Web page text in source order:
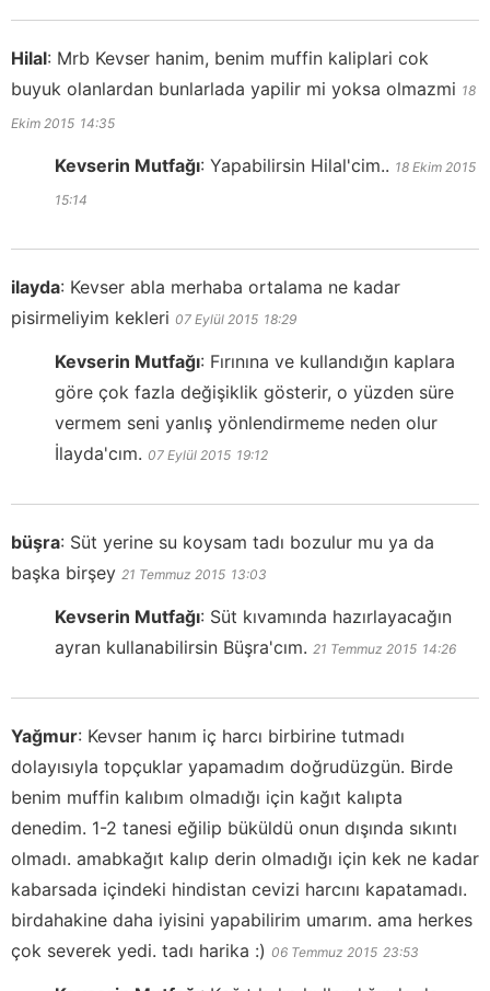
Hilal: Mrb Kevser hanim, benim muffin kaliplari cok
buyuk olanlardan bunlarlada yapilir mi yoksa olmazmi 18
Ekim 2015 14:35
Kevserin Mutfağı: Yapabilirsin Hilal'cim.. 18 Ekim 2015
15:14
ilayda: Kevser abla merhaba ortalama ne kadar
pisirmeliyim kekleri 07 Eylül 2015 18:29
Kevserin Mutfağı: Fırınına ve kullandığın kaplara
göre çok fazla değişiklik gösterir, o yüzden süre
vermem seni yanlış yönlendirmeme neden olur
İlayda'cım. 07 Eylül 2015 19:12
büşra: Süt yerine su koysam tadı bozulur mu ya da
başka birşey 21 Temmuz 2015 13:03
Kevserin Mutfağı: Süt kıvamında hazırlayacağın
ayran kullanabilirsin Büşra'cım. 21 Temmuz 2015 14:26
Yağmur: Kevser hanım iç harcı birbirine tutmadı
dolayısıyla topçuklar yapamadım doğrudüzgün. Birde
benim muffin kalıbım olmadığı için kağıt kalıpta
denedim. 1-2 tanesi eğilip büküldü onun dışında sıkıntı
olmadı. amabkağıt kalıp derin olmadığı için kek ne kadar
kabarsada içindeki hindistan cevizi harcını kapatamadı.
birdahakine daha iyisini yapabilirim umarım. ama herkes
çok severek yedi. tadı harika :) 06 Temmuz 2015 23:53